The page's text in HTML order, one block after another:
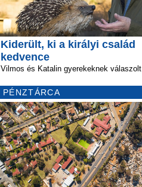
Kiderült, ki a királyi család
kedvence
Vilmos és Katalin gyerekeknek válaszolt
PÉNZTÁRCA